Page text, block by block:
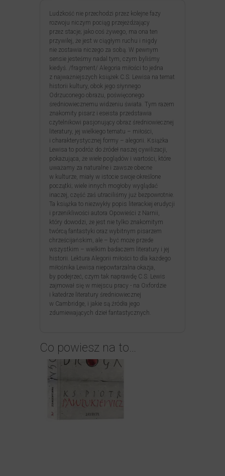
Ludzkość nie przechodzi przez kolejne fazy
rozwoju niczym pociąg przejeżdżający
przez stacje; jako coś żywego, ma ona ten
przywilej, że jest w ciągłym ruchu i nigdy
nie zostawia niczego za sobą. W pewnym
sensie jesteśmy nadal tym, czym byliśmy
kiedyś. /fragment/ Alegoria miłości to jedna
z najważniejszych książek C.S. Lewisa na temat
historii kultury, obok jego słynnego
Odrzuconego obrazu, poświęconego
średniowiecznemu widzeniu świata. Tym razem
znakomity pisarz i eseista przedstawia
czytelnikowi pasjonujący obraz średniowiecznej
literatury, jej wielkiego tematu – miłości,
i charakterystycznej formy – alegorii. Książka
Lewisa to podróż do źródeł naszej cywilizacji,
pokazująca, że wiele poglądów i wartości, które
uważamy za naturalne i zawsze obecne
w kulturze, miały w istocie swoje określone
początki; wiele innych mogłoby wyglądać
inaczej, część zaś utraciliśmy już bezpowrotnie.
Ta książka to niezwykły popis literackiej erudycji
i przenikliwości autora Opowieści z Narnii,
który dowodzi, że jest nie tylko znakomitym
twórcą fantastyki oraz wybitnym pisarzem
chrześcijańskim, ale – być może przede
wszystkim – wielkim badaczem literatury i jej
historii. Lektura Alegorii miłości to dla każdego
miłośnika Lewisa niepowtarzalna okazja,
by podejrzeć, czym tak naprawdę C.S. Lewis
zajmował się w miejscu pracy ­- na Oxfordzie
i katedrze literatury średniowiecznej
w Cambridge, i jakie są źródła jego
zdumiewających dzieł fantastycznych.
Co powiesz na to…